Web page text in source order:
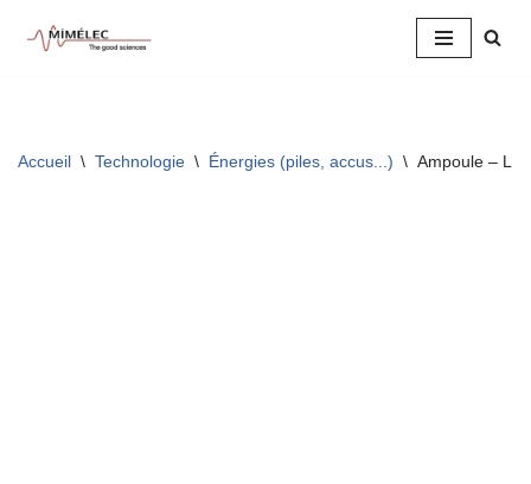
Accueil \ Technologie \ Énergies (piles, accus...) \ Ampoule – LE7